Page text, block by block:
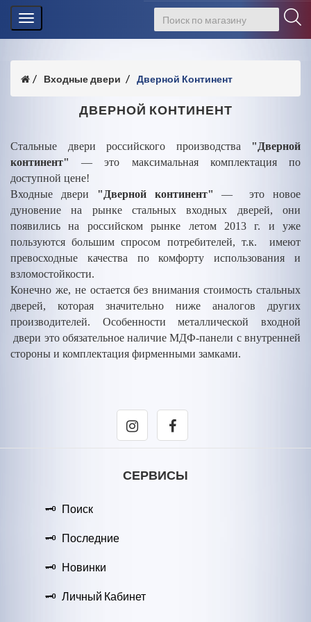
Toggle
navigation
Входные двери Дверной Континент
ДВЕРНОЙ КОНТИНЕНТ
Стальные двери российского производства "Дверной
континент"
— это максимальная комплектация по
доступной цене!
Входные двери "Дверной континент" — это новое
дуновение на рынке стальных входных дверей, они
появились на российском рынке летом 2013 г. и уже
пользуются большим спросом потребителей, т.к. имеют
превосходные качества по комфорту использования и
взломостойкости.
Конечно же, не остается без внимания стоимость стальных
дверей, которая значительно ниже аналогов других
производителей. Особенности металлической входной
двери это обязательное наличие МДФ-панели с внутренней
стороны и комплектация фирменными замками.
СЕРВИСЫ
Поиск
Последние
Новинки
Личный Кабинет